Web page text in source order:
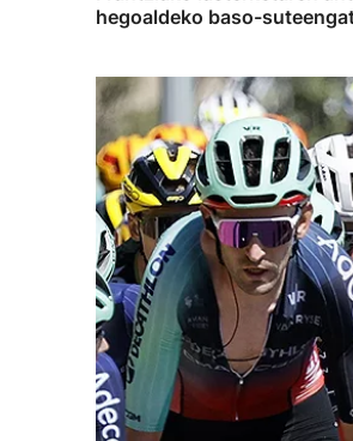
hegoaldeko baso-